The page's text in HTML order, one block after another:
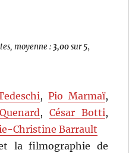
moyenne : 3,00sur 5,
, Pio Marmaï,
,César Botti,
Christine Barrault
la filmographie de